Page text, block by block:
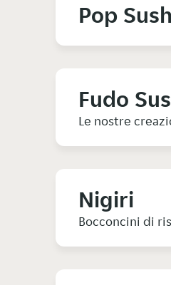
Pop
Fudo
Le nostre
Nigiri
Bocconcini di